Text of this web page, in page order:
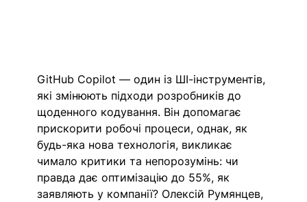
GitHub Copilot — один із ШІ-інструментів,
які змінюють підходи розробників до
щоденного кодування. Він допомагає
прискорити робочі процеси, однак, як
будь-яка нова технологія, викликає
чимало критики та непорозумінь: чи
правда дає оптимізацію до 55%, як
заявляють у компанії? Олексій Румянцев,